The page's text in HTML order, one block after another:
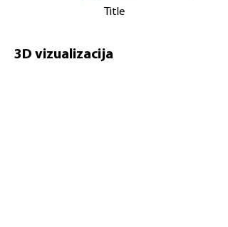
Title
3D vizualizacija